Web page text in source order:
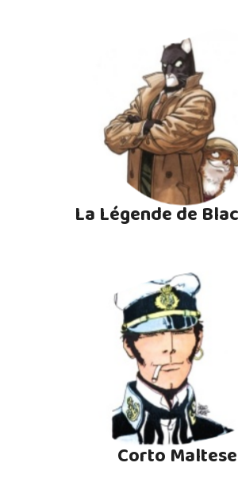
La Légende de
Corto Maltese